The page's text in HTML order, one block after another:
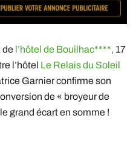
de l’hôtel de Bouilhac****, 17
l’hôtel Le Relais du Soleil
Garnier confirme son
de « broyeur de
grand écart en somme !